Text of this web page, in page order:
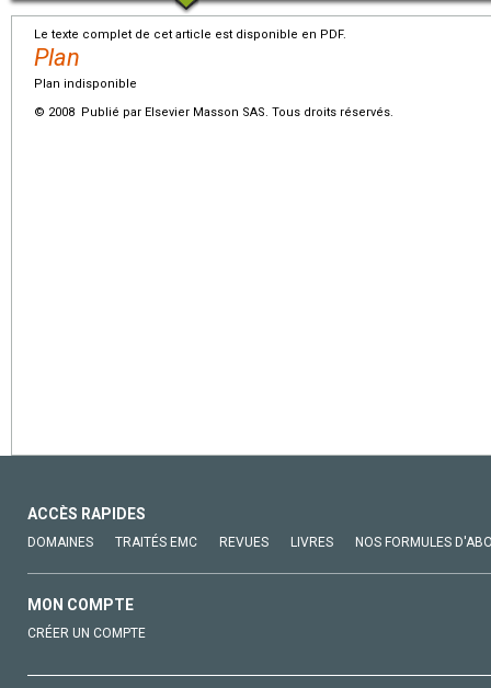
Le texte complet de cet article est disponible en PDF.
Plan
Plan indisponible
© 2008 Publié par Elsevier Masson SAS. Tous droits réservés.
ACCÈS RAPIDES
DOMAINES TRAITÉS EMC REVUES LIVRES NOS FORMULES
MON COMPTE
CRÉER UN COMPTE